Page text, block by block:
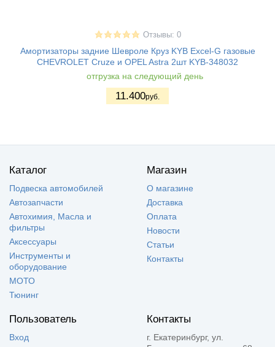
Отзывы: 0
Амортизаторы задние Шевроле Круз KYB Excel-G газовые
CHEVROLET Cruze и OPEL Astra 2шт KYB-348032
отгрузка на следующий день
11.400руб.
Каталог
Подвеска автомобилей
Автозапчасти
Автохимия, Масла и
фильтры
Аксессуары
Инструменты и
оборудование
МОТО
Тюнинг
Магазин
О магазине
Доставка
Оплата
Новости
Статьи
Контакты
Пользователь
Вход
Контакты
г. Екатеринбург, ул.